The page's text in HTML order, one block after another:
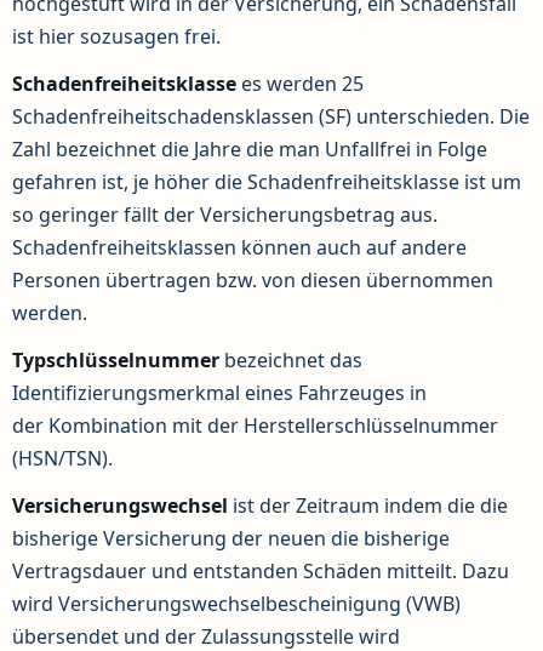
ist hier sozusagen frei.
Schadenfreiheitsklassees werden 25
Schadenfreiheitschadensklassen (SF) unterschieden. Die
Zahl bezeichnet die Jahre die man Unfallfrei in Folge
gefahren ist, je höher die Schadenfreiheitsklasse ist um
so geringer fällt der Versicherungsbetrag aus.
Schadenfreiheitsklassen können auch auf andere
Personen übertragen bzw. von diesen übernommen
werden.
Typschlüsselnummer bezeichnetdas
Identifizierungsmerkmal eines Fahrzeuges in
der Kombination mit der Herstellerschlüsselnummer
(HSN/TSN).
Versicherungswechsel ist der Zeitraum indem die die
bisherige Versicherung der neuen die bisherige
Vertragsdauer und entstanden Schäden mitteilt. Dazu
wird Versicherungswechselbescheinigung (VWB)
übersendet und der Zulassungsstelle wird